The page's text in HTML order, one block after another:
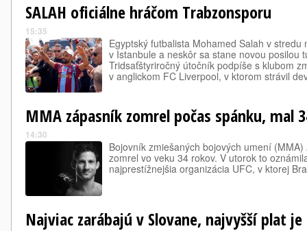
SALAH oficiálne hráčom Trabzonsporu
15:35
Egyptský futbalista Mohamed Salah v
v Istanbule a neskôr sa stane novou posilou
Tridsaťštyriročný útočník podpíše s klubom
v anglickom FC Liverpool, v ktorom strávil
MMA zápasník zomrel počas spánku, mal
14:30
Bojovník zmiešaných bojových umení
zomrel vo veku 34 rokov. V utorok to
najprestížnejšia organizácia UFC, v ktorej
Najviac zarábajú v Slovane, najvyšší plat